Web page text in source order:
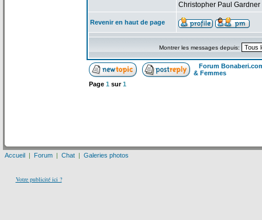
Christopher Paul Gardner
Revenir en haut de page
Montrer les messages depuis:
Forum
& Femmes
Page 1 sur1
Accueil | Forum | Chat | Galeries photos
Votre publicité ici ?